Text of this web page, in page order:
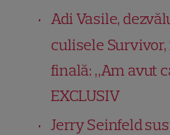
Adi Vasile,
culisele
finală: „Am avut
EXCLUSIV
Jerry Seinfeld